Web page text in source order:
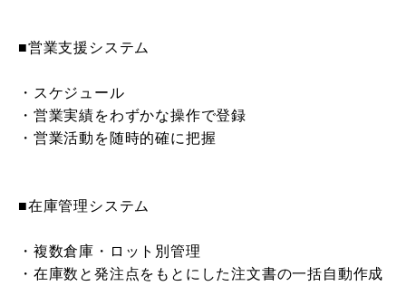
■営業支援システム
・スケジュール
・営業実績をわずかな操作で登録
・営業活動を随時的確に把握
■在庫管理システム
・複数倉庫・ロット別管理
・在庫数と発注点をもとにした注文書の一括自動作成